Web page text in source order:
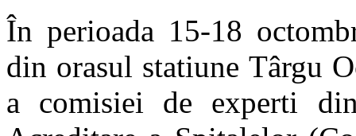
În perioada 15-18
din orasul statiune Târgu
a comisiei de experti